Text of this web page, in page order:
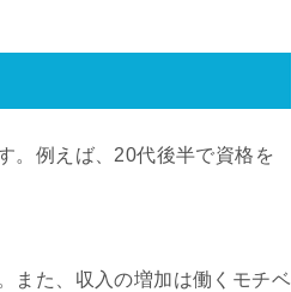
。例えば、20代後半で資格を
また、収入の増加は働くモチベ